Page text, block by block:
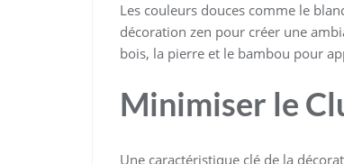
Les couleurs douces comme le
décoration zen pour créer une
bois, la pierre et le bambou pour
Minimiser le
Une caractéristique clé de la